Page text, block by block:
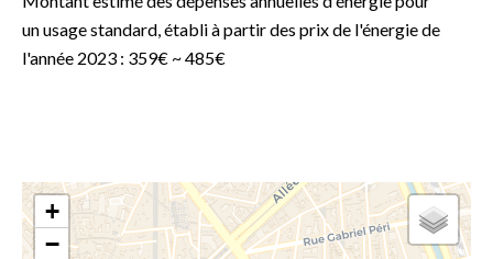
un usage standard, établi à partir des prix de l'énergie de
l'année 2023 : 359€ ~ 485€
+
−